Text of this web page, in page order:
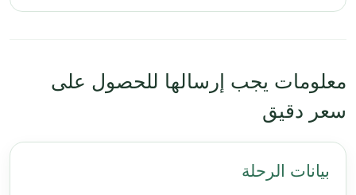
معلومات يجب إرسالها للحصول على
سعر دقيق
بيانات الرحلة